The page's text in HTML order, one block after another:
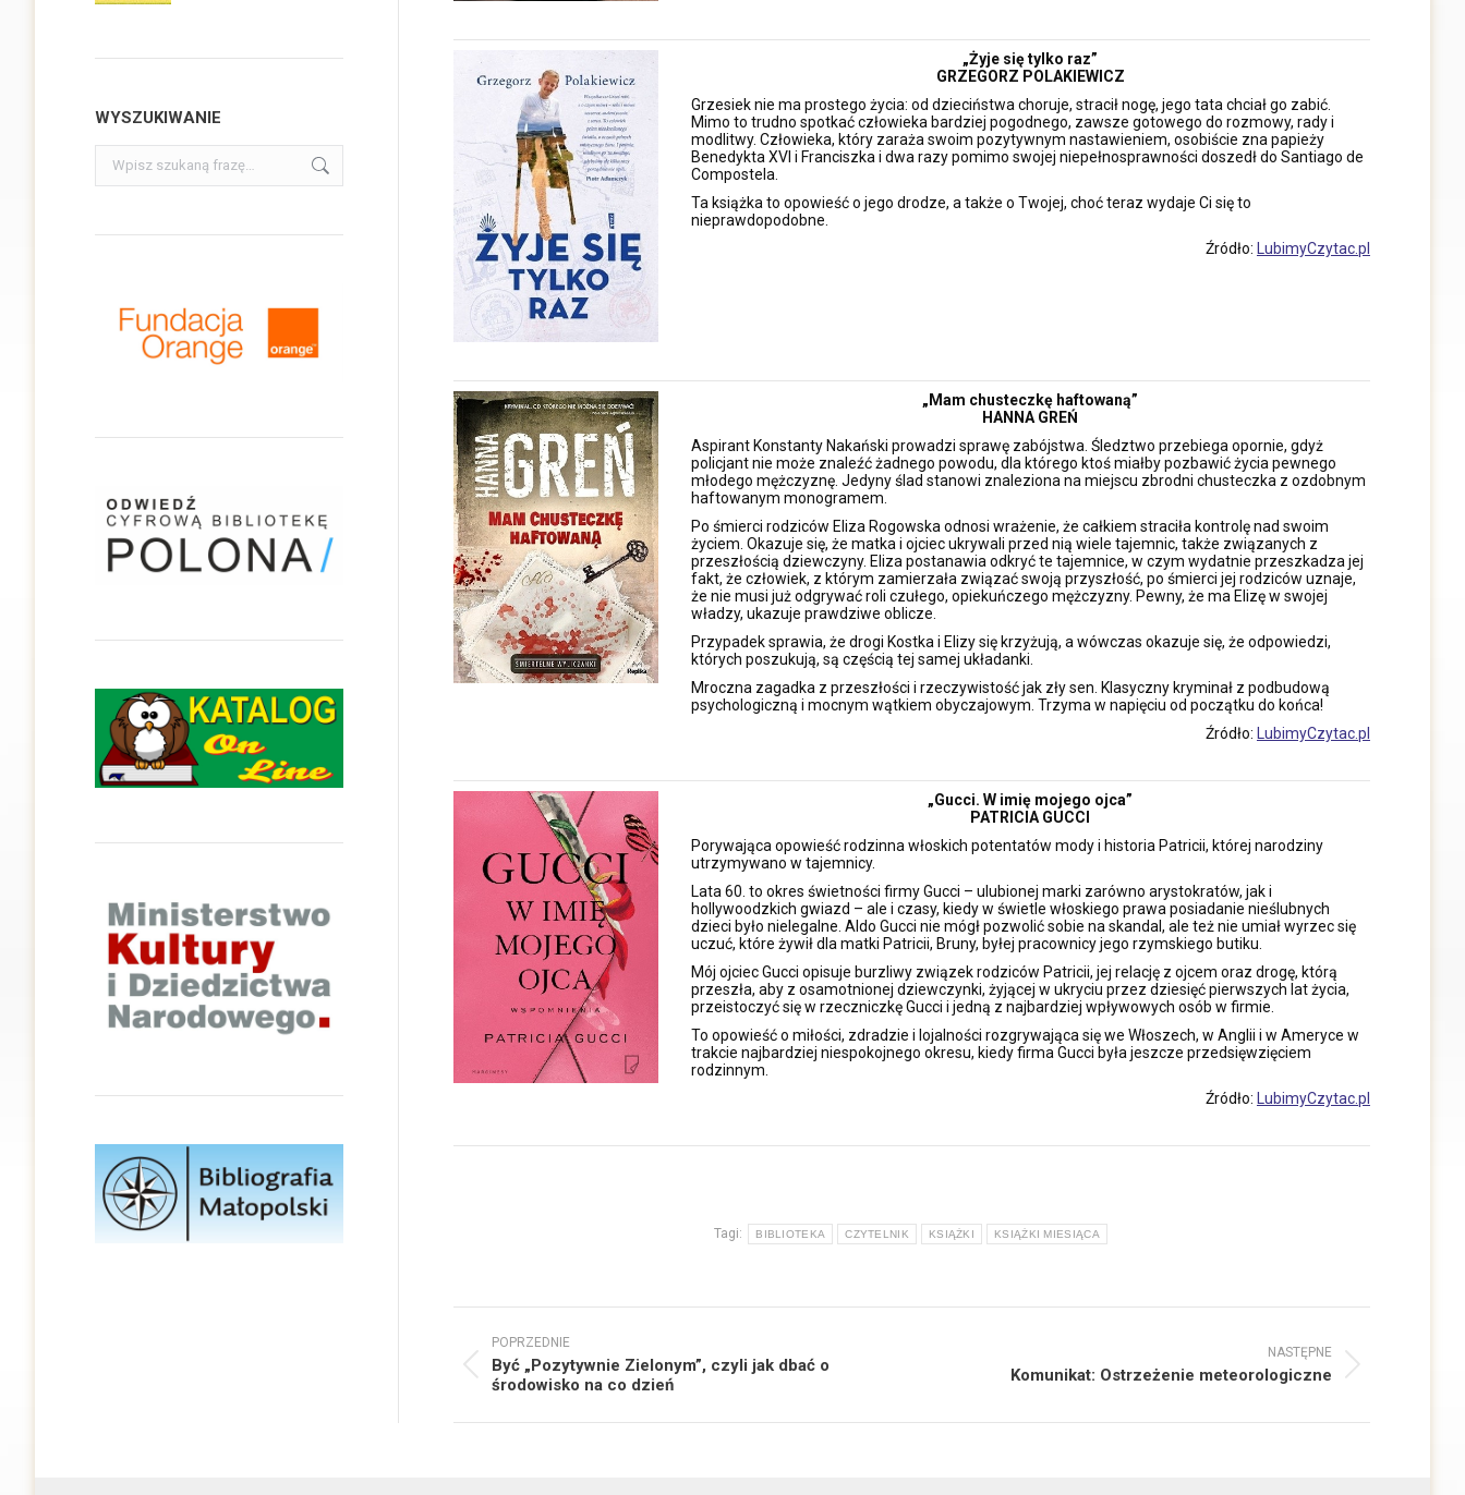
„Żyje się tylko raz”
GRZEGORZ POLAKIEWICZ
Grzesiek nie ma prostego życia: od dzieciństwa choruje, stracił nogę, jego tata chciał go zabić.
Mimo to trudno spotkać człowieka bardziej pogodnego, zawsze gotowego do rozmowy, rady i
modlitwy. Człowieka, który zaraża swoim pozytywnym nastawieniem, osobiście zna papieży
Benedykta XVI i Franciszka i dwa razy pomimo swojej niepełnosprawności doszedł do Santiago de
Compostela.
Ta książka to opowieść o jego drodze, a także o Twojej, choć teraz wydaje Ci się to
nieprawdopodobne.
Źródło:
LubimyCzytac.pl
„Mam chusteczkę haftowaną”
HANNA GREŃ
Aspirant Konstanty Nakański prowadzi sprawę zabójstwa. Śledztwo przebiega opornie, gdyż
policjant nie może znaleźć żadnego powodu, dla którego ktoś miałby pozbawić życia pewnego
młodego mężczyznę. Jedyny ślad stanowi znaleziona na miejscu zbrodni chusteczka z ozdobnym
haftowanym monogramem.
Po śmierci rodziców Eliza Rogowska odnosi wrażenie, że całkiem straciła kontrolę nad swoim
życiem. Okazuje się, że matka i ojciec ukrywali przed nią wiele tajemnic, także związanych z
przeszłością dziewczyny. Eliza postanawia odkryć te tajemnice, w czym wydatnie przeszkadza jej
fakt, że człowiek, z którym zamierzała związać swoją przyszłość, po śmierci jej rodziców uznaje,
że nie musi już odgrywać roli czułego, opiekuńczego mężczyzny. Pewny, że ma Elizę w swojej
władzy, ukazuje prawdziwe oblicze.
Przypadek sprawia, że drogi Kostka i Elizy się krzyżują, a wówczas okazuje się, że odpowiedzi,
których poszukują, są częścią tej samej układanki.
Mroczna zagadka z przeszłości i rzeczywistość jak zły sen. Klasyczny kryminał z podbudową
psychologiczną i mocnym wątkiem obyczajowym. Trzyma w napięciu od początku do końca!
Źródło:
LubimyCzytac.pl
„Gucci. W imię mojego ojca”
PATRICIA GUCCI
Porywająca opowieść rodzinna włoskich potentatów mody i historia Patricii, której narodziny
utrzymywano w tajemnicy.
Lata 60. to okres świetności firmy Gucci – ulubionej marki zarówno arystokratów, jak i
hollywoodzkich gwiazd – ale i czasy, kiedy w świetle włoskiego prawa posiadanie nieślubnych
dzieci było nielegalne. Aldo Gucci nie mógł pozwolić sobie na skandal, ale też nie umiał wyrzec się
uczuć, które żywił dla matki Patricii, Bruny, byłej pracownicy jego rzymskiego butiku.
Mój ojciec Gucci opisuje burzliwy związek rodziców Patricii, jej relację z ojcem oraz drogę, którą
przeszła, aby z osamotnionej dziewczynki, żyjącej w ukryciu przez dziesięć pierwszych lat życia,
przeistoczyć się w rzeczniczkę Gucci i jedną z najbardziej wpływowych osób w firmie.
To opowieść o miłości, zdradzie i lojalności rozgrywająca się we Włoszech, w Anglii i w Ameryce w
trakcie najbardziej niespokojnego okresu, kiedy firma Gucci była jeszcze przedsięwzięciem
rodzinnym.
Źródło:
LubimyCzytac.pl
Tagi: BIBLIOTEKA CZYTELNIK KSIĄŻKI KSIĄŻKI MIESIĄCA
wpisów
POPRZEDNIE
Poprzedni
wpis:
Być „Pozytywnie Zielonym”, czyli jak dbać o
środowisko na co dzień
NASTĘPNE
Komunikat: Ostrzeżenie meteorologiczne
WYSZUKIWANIE
Szukaj: